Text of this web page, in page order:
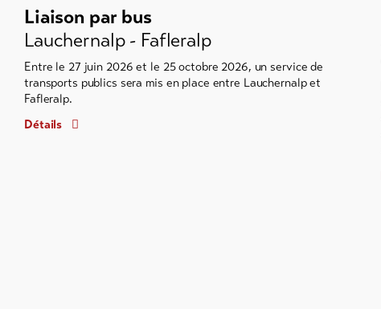
Liaison par bus
Lauchernalp - Fafleralp
Entre le 27 juin 2026 et le 25 octobre 2026, un service de
transports publics sera mis en place entre Lauchernalp et
Fafleralp.
Détails